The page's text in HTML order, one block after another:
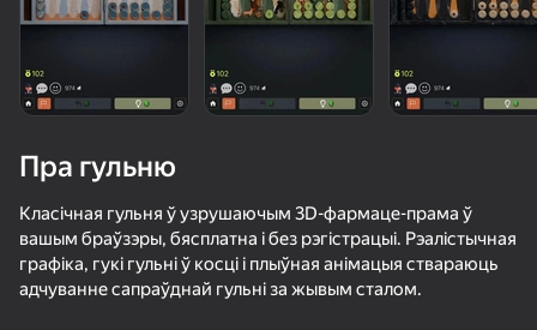
73
Пра гульню
Класічная гульня ў узрушаючым 3D-фармаце-прама ў
вашым браўзэры, бясплатна і без рэгістрацыі. Рэалістычная
графіка, гукі гульні ў косці і плыўная анімацыя ствараюць
адчуванне сапраўднай гульні за жывым сталом.